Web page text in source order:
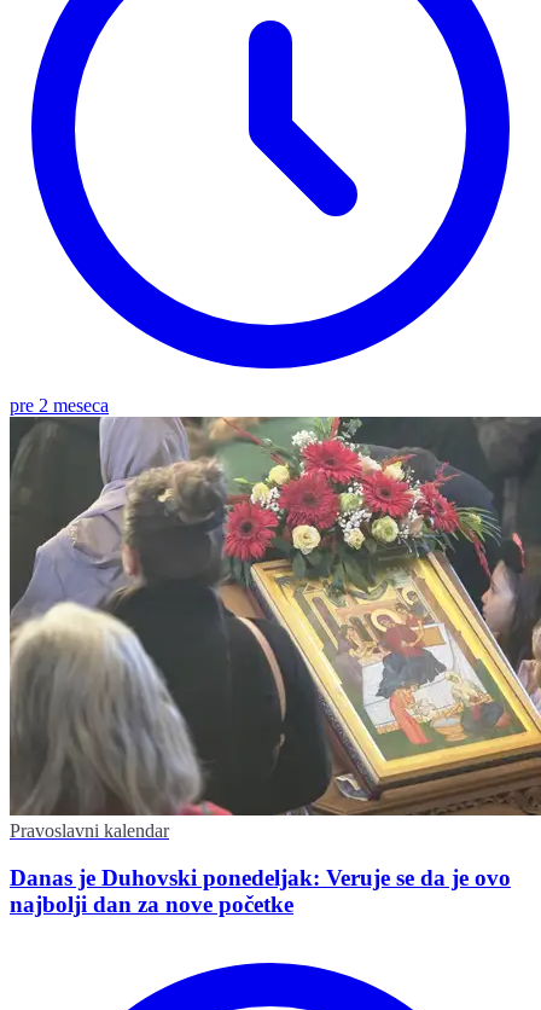
pre 2 meseca
Pravoslavni kalendar
Danas je Duhovski ponedeljak: Veruje se da je ovo
najbolji dan za nove početke